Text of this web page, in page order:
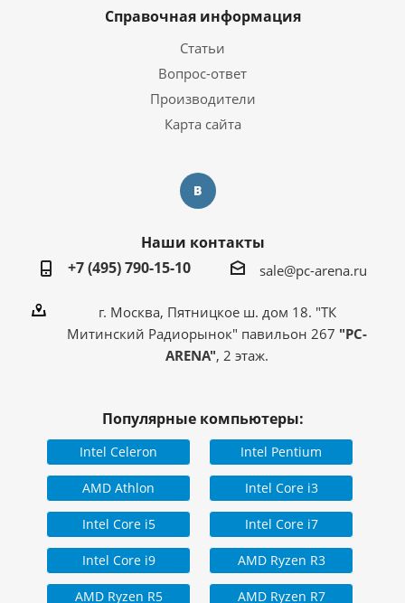
Справочная информация
Статьи
Вопрос-ответ
Производители
Карта сайта
Наши контакты
+7 (495) 790-15-10
sale@pc-arena.ru
г. Москва, Пятницкое ш. дом 18. "ТК
Митинский Радиорынок" павильон 267 "PC-
ARENA", 2 этаж.
Популярные компьютеры:
Intel Celeron Intel Pentium
AMD Athlon Intel Core i3
Intel Core i5 Intel Core i7
Intel Core i9 AMD Ryzen R3
AMD Ryzen R5 AMD Ryzen R7